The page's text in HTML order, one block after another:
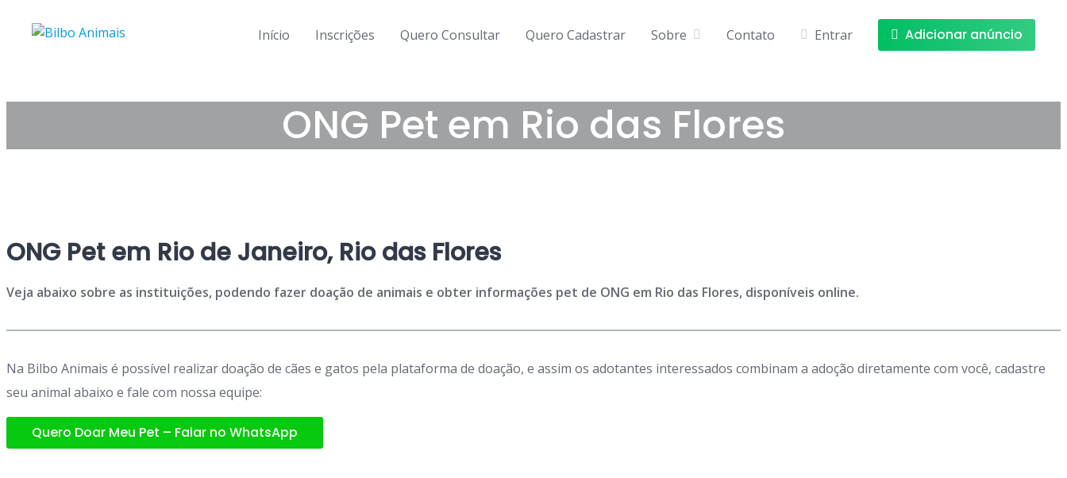
Início Inscrições Quero Consultar Quero Cadastrar Sobre Contato Entrar Adicionar anúncio
ONG Pet em Rio das Flores
ONG Pet em Rio de Janeiro, Rio das Flores
Veja abaixo sobre as instituições, podendo fazer doação de animais e obter informações pet de ONG em Rio das Flores, disponíveis online.
Na Bilbo Animais é possível realizar doação de cães e gatos pela plataforma de doação, e assim os adotantes interessados combinam a adoção diretamente com você, cadastre
seu animal abaixo e fale com nossa equipe:
Quero Doar Meu Pet – Falar no WhatsApp